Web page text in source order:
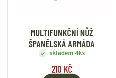
MULTIFUNKČNÍ NŮŽ
ŠPANĚLSKÁ ARMÁDA
skladem 4ks
210 KČ